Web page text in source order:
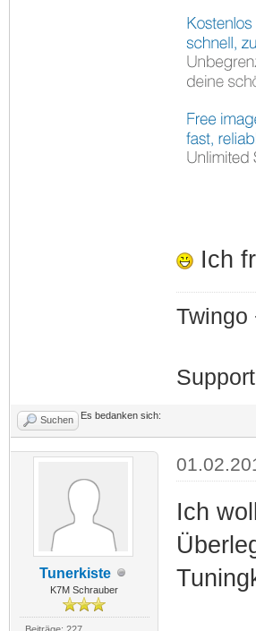
Ich
Twingo
Suchen Es bedanken sich:
Tunerkiste
K7M Schrauber
Ich